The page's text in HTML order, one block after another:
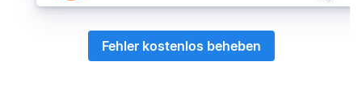
Fehler kostenlos beheben